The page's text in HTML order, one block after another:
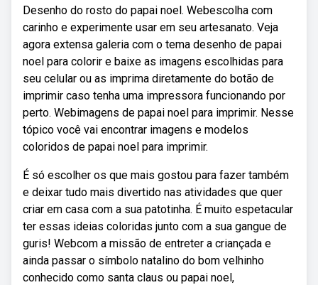
Desenho do rosto do papai noel. Webescolha com
carinho e experimente usar em seu artesanato. Veja
agora extensa galeria com o tema desenho de papai
noel para colorir e baixe as imagens escolhidas para
seu celular ou as imprima diretamente do botão de
imprimir caso tenha uma impressora funcionando por
perto. Webimagens de papai noel para imprimir. Nesse
tópico você vai encontrar imagens e modelos
coloridos de papai noel para imprimir.
É só escolher os que mais gostou para fazer também
e deixar tudo mais divertido nas atividades que quer
criar em casa com a sua patotinha. É muito espetacular
ter essas ideias coloridas junto com a sua gangue de
guris! Webcom a missão de entreter a criançada e
ainda passar o símbolo natalino do bom velhinho
conhecido como santa claus ou papai noel,